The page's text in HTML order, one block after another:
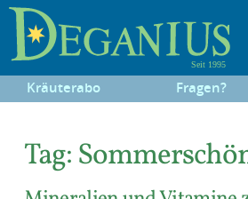
Kräuterabo Fragen?
Tag: